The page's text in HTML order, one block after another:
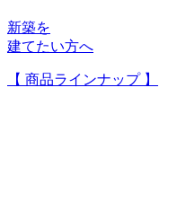
新築を
建てたい方へ
【 商品ラインナップ 】